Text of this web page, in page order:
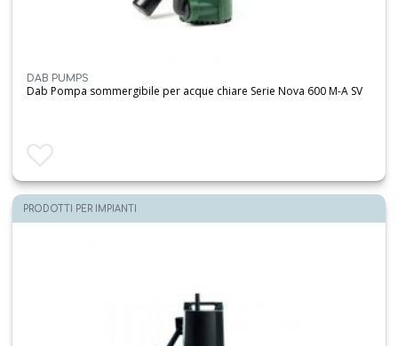
DAB PUMPS
Dab Pompa sommergibile per acque chiare Serie Nova 600 M-A SV
Aggiungi ai preferiti
PRODOTTI PER IMPIANTI